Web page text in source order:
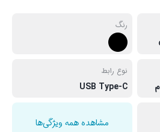
رنگ
نوع رابط
USB Type-C
مشاهده همه ویژگی‌ها